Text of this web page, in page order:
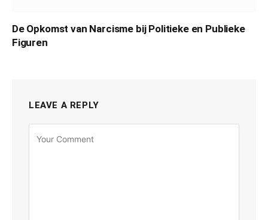
De Opkomst van Narcisme bij Politieke en Publieke
Figuren
LEAVE A REPLY